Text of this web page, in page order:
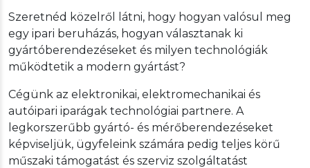
Szeretnéd közelről látni, hogy hogyan valósul meg
egy ipari beruházás, hogyan választanak ki
gyártóberendezéseket és milyen technológiák
működtetik a modern gyártást?
Cégünk az elektronikai, elektromechanikai és
autóipari iparágak technológiai partnere. A
legkorszerűbb gyártó- és mérőberendezéseket
képviseljük, ügyfeleink számára pedig teljes körű
műszaki támogatást és szerviz szolgáltatást